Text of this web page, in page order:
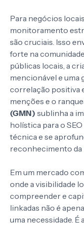
Para negócios
monitoramento
são cruciais. Isso
forte na
públicas locais, a
mencionável e uma
correlação positiva
menções e o
(GMN) sublinha a
holística para o
técnica e se
reconhecimento da
Em um mercado
onde a visibilidade
compreender e
linkadas não é
uma necessidade. É